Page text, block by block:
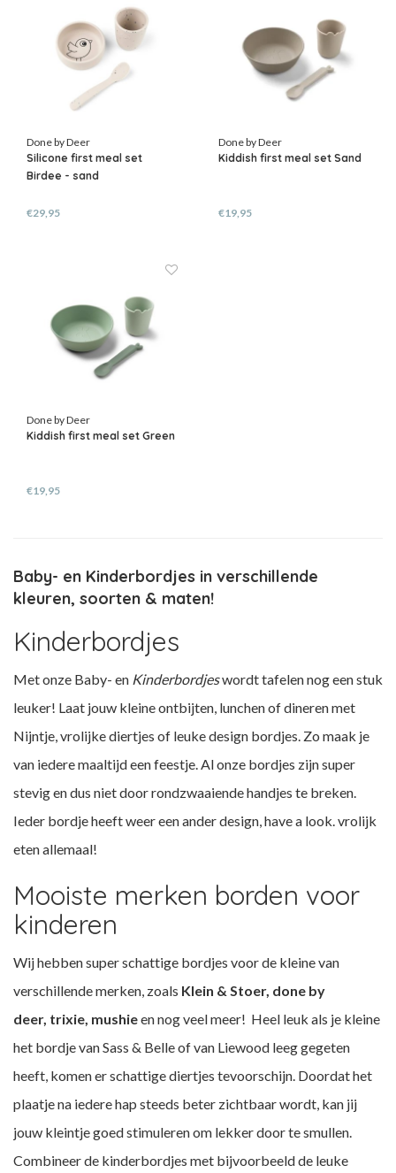
Done by Deer
Silicone first meal set
Birdee - sand
€29,95
Done by Deer
Kiddish first meal set Sand
€19,95
Done by Deer
Kiddish first meal set Green
€19,95
Baby- en Kinderbordjes in verschillende
kleuren, soorten & maten!
Kinderbordjes
Met onze Baby- en Kinderbordjeswordttafelen nog een stuk
leuker! Laat jouw kleine ontbijten, lunchen of dineren met
Nijntje, vrolijke diertjes of leuke design bordjes. Zo maak je
van iedere maaltijd een feestje. Al onze bordjes zijn super
stevig en dus niet door rondzwaaiende handjes te breken.
Ieder bordje heeft weer een ander design, have a look. vrolijk
eten allemaal!
Mooiste merken borden voor
kinderen
Wij hebben super schattige bordjes voor de kleine van
verschillende merken, zoals Klein & Stoer, done by
deer, trixie, mushieen nog veel meer! Heel leuk als je kleine
het bordje van Sass & Belle of van Liewood leeg gegeten
heeft, komen er schattige diertjes tevoorschijn. Doordat het
plaatje na iedere hap steeds beter zichtbaar wordt, kan jij
jouw kleintje goed stimuleren om lekker door te smullen.
Combineer de kinderbordjes met bijvoorbeeld de leuke